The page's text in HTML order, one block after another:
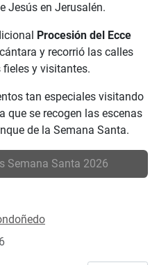
Jesús en Jerusalén.
Procesión del Ecce
y recorrió las calles
y visitantes.
tan especiales visitando
que se recogen las escenas
de la Semana Santa.
Semana Santa 2026